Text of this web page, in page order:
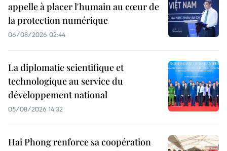
appelle à placer l'humain au cœur de
la protection numérique
06/08/2026 02:44
La diplomatie scientifique et
technologique au service du
développement national
05/08/2026 14:32
Hai Phong renforce sa coopération